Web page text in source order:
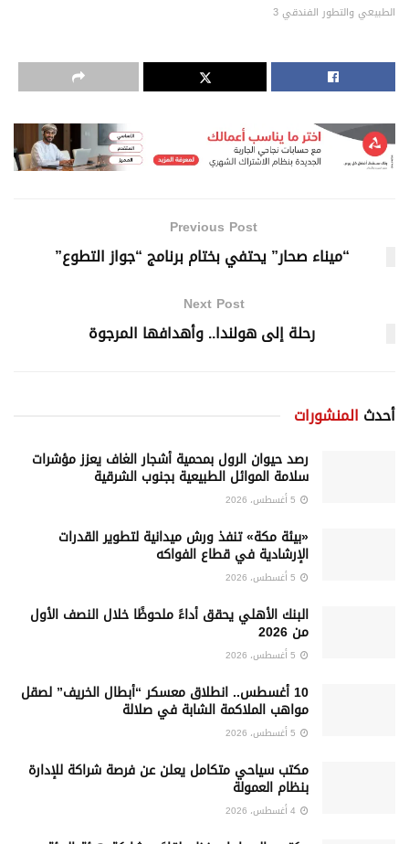
الطبيعي والتطور الفندقي 3
Previous Post
“ميناء صحار” يحتفي بختام برنامج “جواز التطوع”
Next Post
رحلة إلى هولندا.. وأهدافها المرجوة
أحدث المنشورات
رصد حيوان الرول بمحمية أشجار الغاف يعزز مؤشرات
سلامة الموائل الطبيعية بجنوب الشرقية
«بيئة مكة» تنفذ ورش ميدانية لتطوير القدرات
الإرشادية في قطاع الفواكه
البنك الأهلي يحقق أداءً ملحوظًا خلال النصف الأول
من 2026
10 أغسطس.. انطلاق معسكر “أبطال الخريف” لصقل
مواهب الملاكمة الشابة في صلالة
‏مكتب سياحي متكامل يعلن عن فرصة شراكة للإدارة
بنظام العمولة